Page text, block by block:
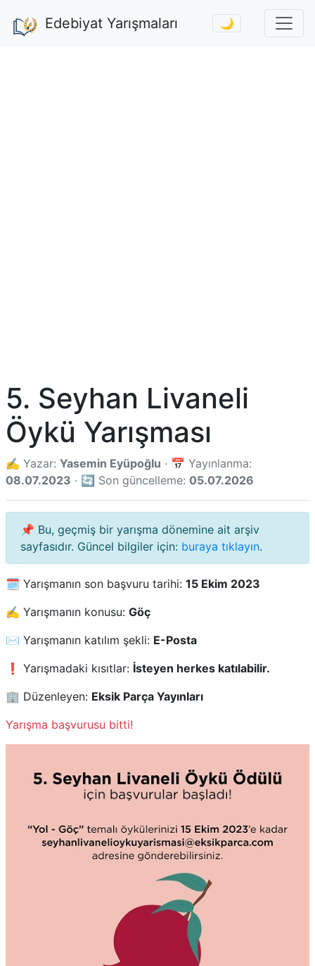
Edebiyat Yarışmaları 🌙
5. Seyhan Livaneli
Öykü Yarışması
✍️ Yazar: Yasemin Eyüpoğlu · 📅 Yayınlanma:
08.07.2023 · 🔄 Son güncelleme: 05.07.2026
📌 Bu, geçmiş bir yarışma dönemine ait arşiv
sayfasıdır. Güncel bilgiler için: buraya tıklayın.
🗓️ Yarışmanın son başvuru tarihi: 15 Ekim 2023
✍️ Yarışmanın konusu: Göç
✉️ Yarışmanın katılım şekli: E-Posta
❗ Yarışmadaki kısıtlar: İsteyen herkes katılabilir.
🏢 Düzenleyen: Eksik Parça Yayınları
Yarışma başvurusu bitti!